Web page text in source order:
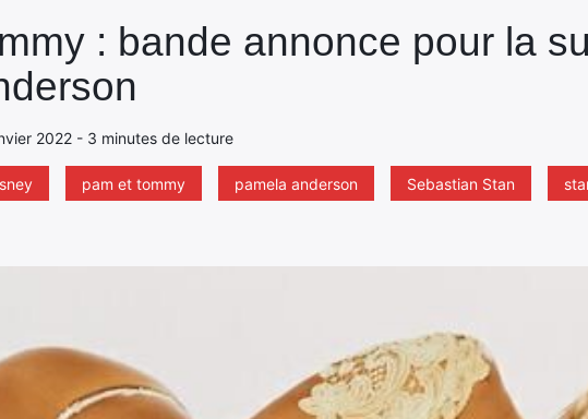
: bande annonce pour la
2022 - 3 minutes de lecture
pam et tommy pamela anderson Sebastian Stan